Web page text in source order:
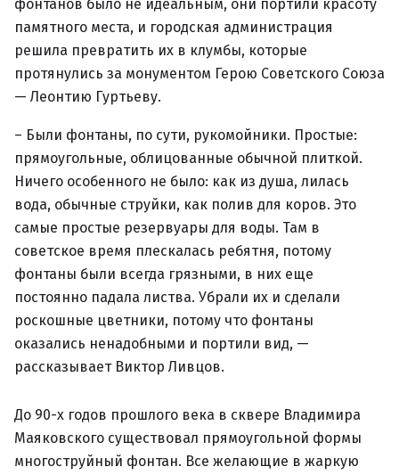
фонтанов было не идеальным, они портили красоту
памятного места, и городская администрация
решила превратить их в клумбы, которые
протянулись за монументом Герою Советского Союза
— Леонтию Гуртьеву.
– Были фонтаны, по сути, рукомойники. Простые:
прямоугольные, облицованные обычной плиткой.
Ничего особенного не было: как из душа, лилась
вода, обычные струйки, как полив для коров. Это
самые простые резервуары для воды. Там в
советское время плескалась ребятня, потому
фонтаны были всегда грязными, в них еще
постоянно падала листва. Убрали их и сделали
роскошные цветники, потому что фонтаны
оказались ненадобными и портили вид, —
рассказывает Виктор Ливцов.
До 90-х годов прошлого века в сквере Владимира
Маяковского существовал прямоугольной формы
многоструйный фонтан. Все желающие в жаркую